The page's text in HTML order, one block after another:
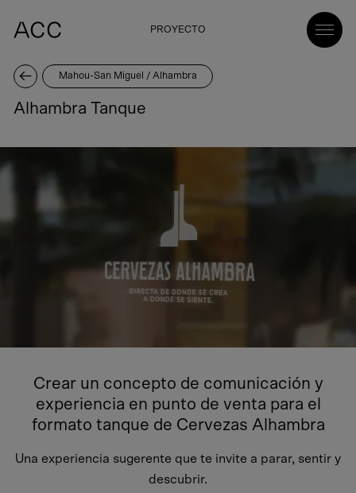
PROYECTO
Mahou-San Miguel / Alhambra
Alhambra Tanque
Crear un concepto de comunicación y
experiencia en punto de venta para el
formato tanque de Cervezas Alhambra
Una experiencia sugerente que te invite a parar, sentir y
descubrir.